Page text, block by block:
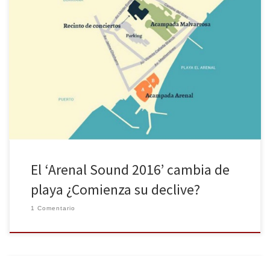
El ‘Arenal Sound’ cambia de localización en su próxima edición. Así
lo confirmó la organización hace tan solo unos días mediante sus
diferentes redes sociales.“No tenemos otra alternativa si
queremos continuar en Burriana”. La organización se ha visto
obligada a tomar esta drástica decisión debido a la sentencia
El ‘Arenal Sound 2016’ cambia de
playa ¿Comienza su declive?
1 Comentario